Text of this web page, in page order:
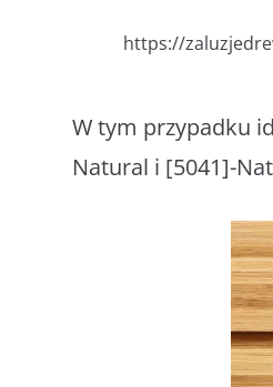
https://
W tym przypadku
Natural i [5041]-